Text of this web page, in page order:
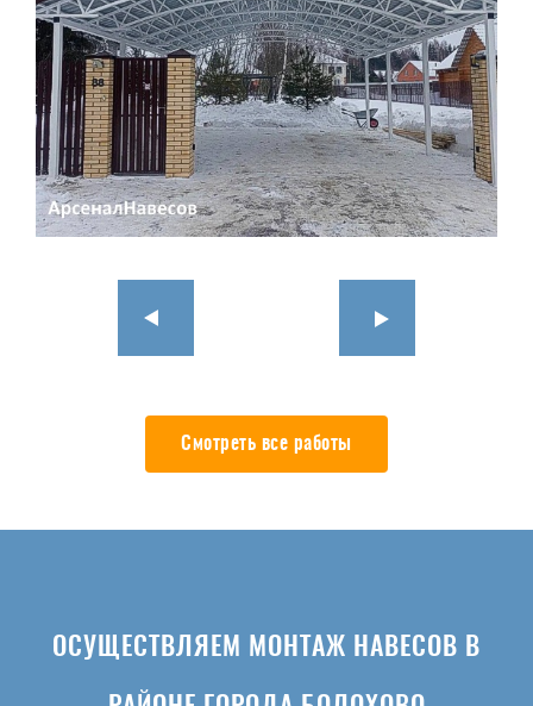
Смотреть все работы
ОСУЩЕСТВЛЯЕМ МОНТАЖ НАВЕСОВ В